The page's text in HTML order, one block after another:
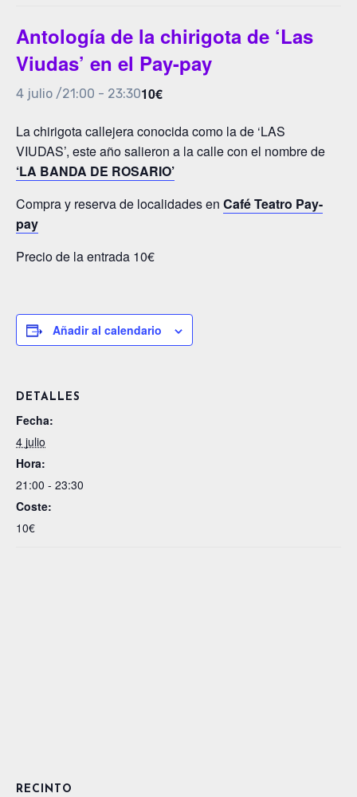
Antología de la chirigota de ‘Las
Viudas’ en el Pay-pay
4 julio /21:00 - 23:3010€
La chirigota callejera conocida como la de ‘LAS
VIUDAS’, este año salieron a la calle con el nombre de
‘LA BANDA DE ROSARIO’
Compra y reserva de localidades en Café Teatro Pay-
pay
Precio de la entrada 10€
Añadir al calendario
DETALLES
Fecha:
4 julio
Hora:
21:00 - 23:30
Coste:
10€
RECINTO